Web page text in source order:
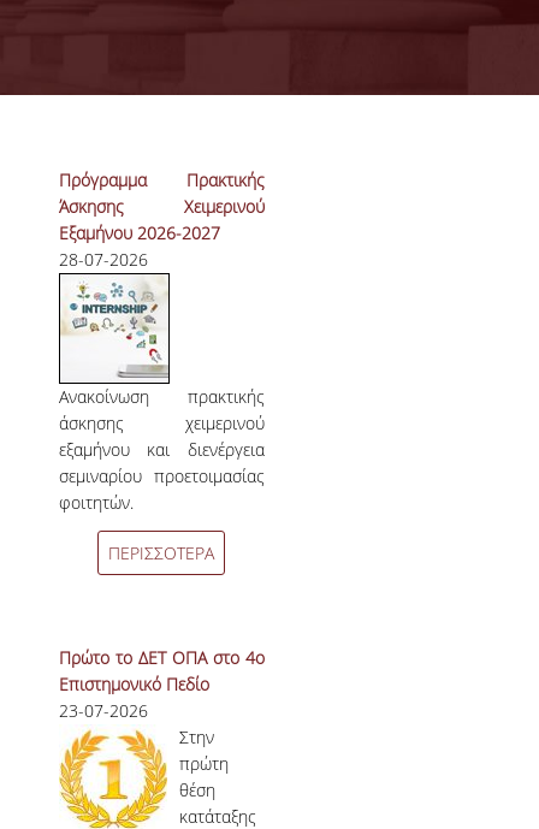
TESTIMONIALS ΔΙΑΚΡΙΣΕΩΝ
ΕΠΑΓΓΕΛΜΑΤΙΚΕΣ ΠΡΟΟΠΤΙΚΕΣ
ΓΙΑ ΜΑΘΗΤΕΣ ΛΥΚΕΙΟΥ
ΠΡΟΓΡΑΜΜΑ ΥΠΟΤΡΟΦΙΩΝ
ΚΡΙΤΗΡΙΑ ΚΑΙ ΔΙΑΔΙΚΑΣΙΑ ΕΠΙΛΟΓΗΣ
ΕΡΓΑΣΤΗΡΙΑΚΗ ΥΠΟΔΟΜΗ
NEWSLETTERS
TESTIMONIALS
ΒΡΑΒΕΙΑ ΕΞΑΙΡΕΤΙΚΗΣ ΕΠΙΔΟΣΗΣ ΣΤΗ
ΑΝΘΡΩΠΙΝΟ ΔΥΝΑΜΙΚΟ
ΠΡΟΣΩΠΙΚΟ ΤΟΥ ΤΜΗΜΑΤΟΣ
ΜΕΛΗ ΔΕΠ
ΕΠΙΤΙΜΟΙ ΔΙΔΑΚΤΟΡΕΣ
Πρόγραμμα Πρακτικής
Άσκησης Χειμερινού
Εξαμήνου 2026-2027
28-07-2026
Ανακοίνωση πρακτικής
άσκησης χειμερινού
εξαμήνου και διενέργεια
σεμιναρίου προετοιμασίας
φοιτητών.
ΠΕΡΙΣΣΟΤΕΡΑ
Πρώτο το ΔΕΤ ΟΠΑ στο 4ο
Επιστημονικό Πεδίο
23-07-2026
Στην
πρώτη
θέση
κατάταξης